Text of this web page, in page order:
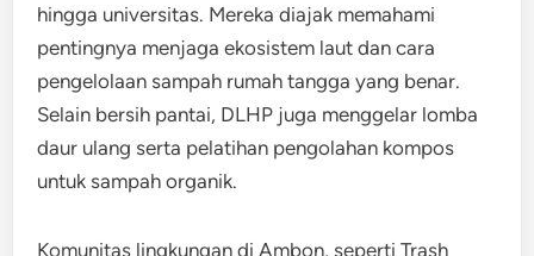
hingga universitas. Mereka diajak memahami
pentingnya menjaga ekosistem laut dan cara
pengelolaan sampah rumah tangga yang benar.
Selain bersih pantai, DLHP juga menggelar lomba
daur ulang serta pelatihan pengolahan kompos
untuk sampah organik.
Komunitas lingkungan di Ambon, seperti Trash